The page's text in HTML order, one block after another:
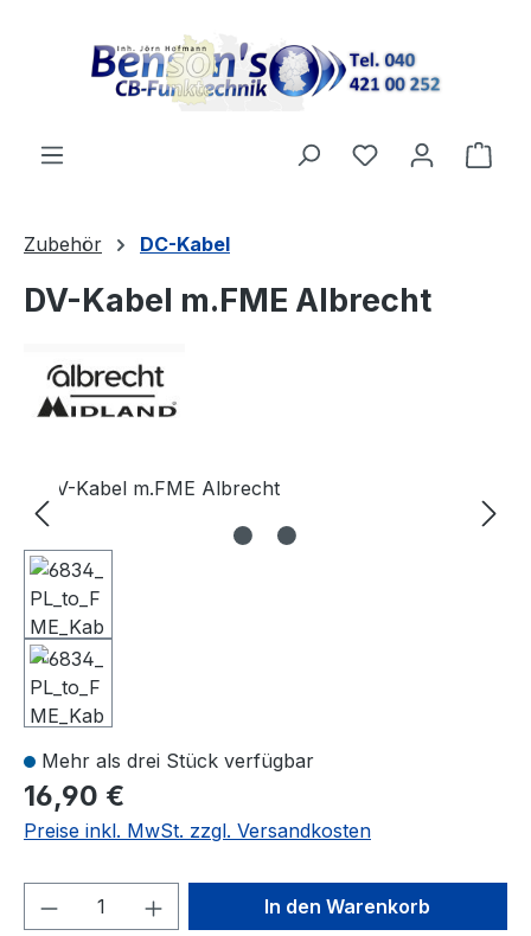
Zubehör DC-Kabel
DV-Kabel m.FME Albrecht
Bildergalerie überspringen
Mehr als drei Stück verfügbar
16,90 €
Preise inkl. MwSt. zzgl. Versandkosten
Produkt Anzahl: Gib denIn den Warenkorb